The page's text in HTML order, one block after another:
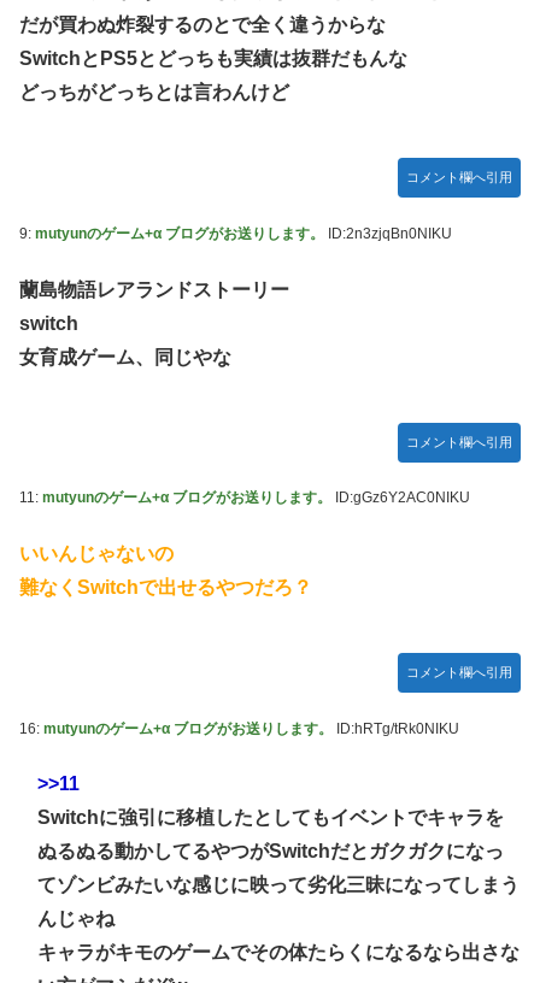
だが買わぬ炸裂するのとで全く違うからな
SwitchとPS5とどっちも実績は抜群だもんな
どっちがどっちとは言わんけど
コメント欄へ引用
9: mutyunのゲーム+α ブログがお送りします。 ID:2n3zjqBn0NIKU
蘭島物語レアランドストーリー
switch
女育成ゲーム、同じやな
コメント欄へ引用
11: mutyunのゲーム+α ブログがお送りします。 ID:gGz6Y2AC0NIKU
いいんじゃないの
難なくSwitchで出せるやつだろ？
コメント欄へ引用
16: mutyunのゲーム+α ブログがお送りします。 ID:hRTg/tRk0NIKU
>>11
Switchに強引に移植したとしてもイベントでキャラを
ぬるぬる動かしてるやつがSwitchだとガクガクになっ
てゾンビみたいな感じに映って劣化三昧になってしまう
んじゃね
キャラがキモのゲームでその体たらくになるなら出さな